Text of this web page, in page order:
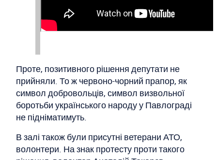
Проте, позитивного рішення депутати не
прийняли. То ж червоно-чорний прапор, як
символ добровольців, символ визвольної
боротьби українського народу у Павлограді
не підніматимуть.
В залі також були присутні ветерани АТО,
волонтери. На знак протесту проти такого